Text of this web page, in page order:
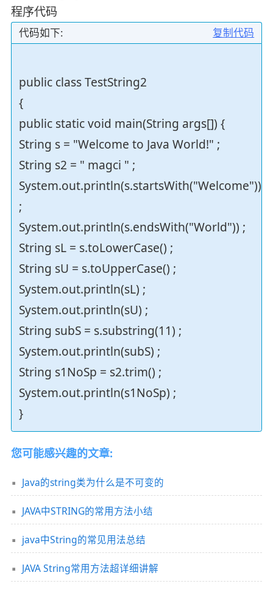
程序代码
复制代码
代码如下:
public class TestString2
{
public static void main(String args[]) {
String s = "Welcome to Java World!" ;
String s2 = " magci " ;
System.out.println(s.startsWith("Welcome"))
;
System.out.println(s.endsWith("World")) ;
String sL = s.toLowerCase() ;
String sU = s.toUpperCase() ;
System.out.println(sL) ;
System.out.println(sU) ;
String subS = s.substring(11) ;
System.out.println(subS) ;
String s1NoSp = s2.trim() ;
System.out.println(s1NoSp) ;
}
您可能感兴趣的文章:
Java的string类为什么是不可变的
JAVA中STRING的常用方法小结
java中String的常见用法总结
JAVA String常用方法超详细讲解